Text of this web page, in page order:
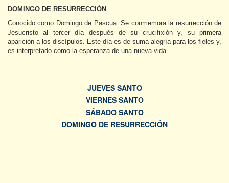
DOMINGO DE RESURRECCIÓN
Conocido como Domingo de Pascua. Se conmemora la resurrección de
Jesucristo al tercer día después de su crucifixión y, su primera
aparición a los discípulos. Este día es de suma alegría para los fieles y,
es interpretado como la esperanza de una nueva vida.
JUEVES SANTO
VIERNES SANTO
SÁBADO SANTO
DOMINGO DE RESURRECCIÓN